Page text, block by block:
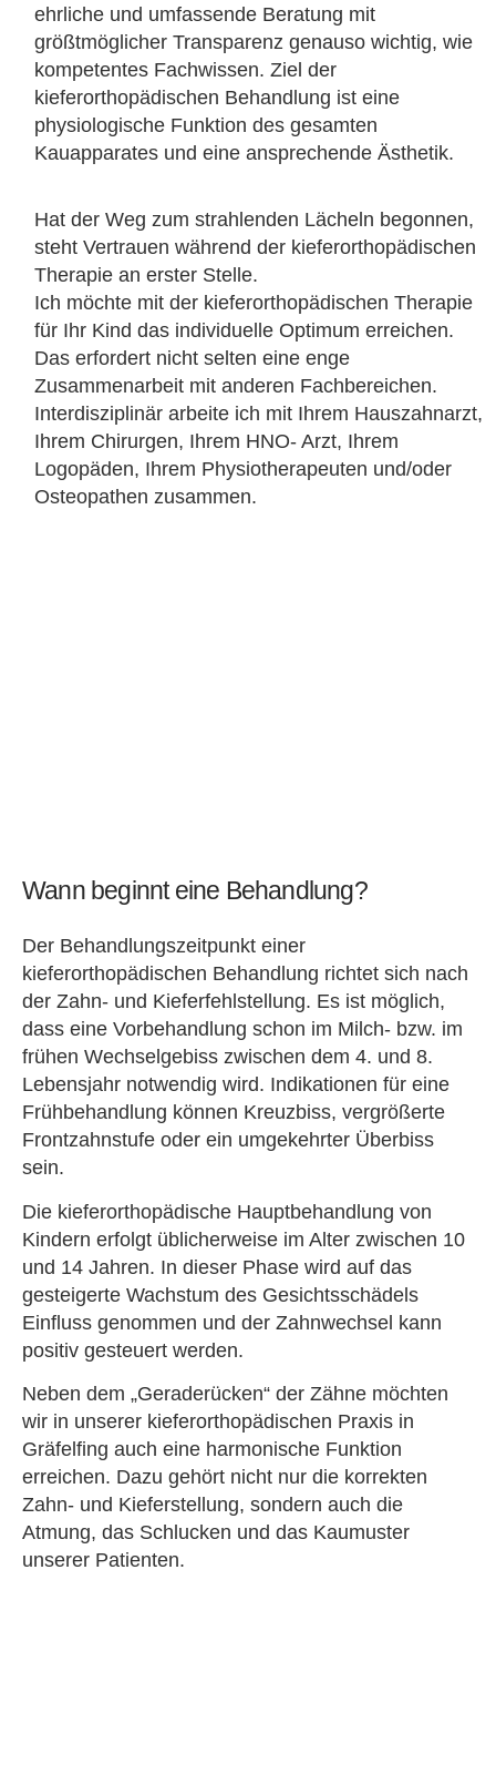
ehrliche und umfassende Beratung mit
größtmöglicher Transparenz genauso wichtig, wie
kompetentes Fachwissen. Ziel der
kieferorthopädischen Behandlung ist eine
physiologische Funktion des gesamten
Kauapparates und eine ansprechende Ästhetik.
Hat der Weg zum strahlenden Lächeln begonnen,
steht Vertrauen während der kieferorthopädischen
Therapie an erster Stelle.
Ich möchte mit der kieferorthopädischen Therapie
für Ihr Kind das individuelle Optimum erreichen.
Das erfordert nicht selten eine enge
Zusammenarbeit mit anderen Fachbereichen.
Interdisziplinär arbeite ich mit Ihrem Hauszahnarzt,
Ihrem Chirurgen, Ihrem HNO- Arzt, Ihrem
Logopäden, Ihrem Physiotherapeuten und/oder
Osteopathen zusammen.
Wann beginnt eine Behandlung?
Der Behandlungszeitpunkt einer
kieferorthopädischen Behandlung richtet sich nach
der Zahn- und Kieferfehlstellung. Es ist möglich,
dass eine Vorbehandlung schon im Milch- bzw. im
frühen Wechselgebiss zwischen dem 4. und 8.
Lebensjahr notwendig wird. Indikationen für eine
Frühbehandlung können Kreuzbiss, vergrößerte
Frontzahnstufe oder ein umgekehrter Überbiss
sein.
Die kieferorthopädische Hauptbehandlung von
Kindern erfolgt üblicherweise im Alter zwischen 10
und 14 Jahren. In dieser Phase wird auf das
gesteigerte Wachstum des Gesichtsschädels
Einfluss genommen und der Zahnwechsel kann
positiv gesteuert werden.
Neben dem „Geraderücken“ der Zähne möchten
wir in unserer kieferorthopädischen Praxis in
Gräfelfing auch eine harmonische Funktion
erreichen. Dazu gehört nicht nur die korrekten
Zahn- und Kieferstellung, sondern auch die
Atmung, das Schlucken und das Kaumuster
unserer Patienten.